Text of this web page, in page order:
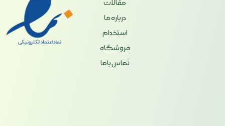
مقالات
درباره ما
استخدام
فروشگاه
تماس باما